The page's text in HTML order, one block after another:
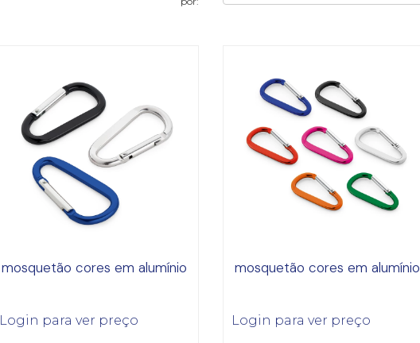
mosquetão cores em alumínio
Login para ver preço
mosquetão cores em alumínio
Login para ver preço